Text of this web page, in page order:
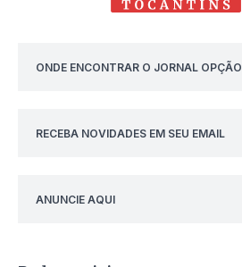
ONDE ENCONTRAR O JORNAL OPÇÃO
RECEBA NOVIDADES EM SEU EMAIL
ANUNCIE AQUI